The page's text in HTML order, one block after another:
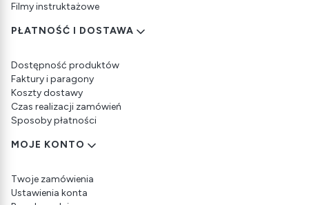
Filmy instruktażowe
PŁATNOŚĆ I DOSTAWA
Dostępność produktów
Faktury i paragony
Koszty dostawy
Czas realizacji zamówień
Sposoby płatności
MOJE KONTO
Twoje zamówienia
Ustawienia konta